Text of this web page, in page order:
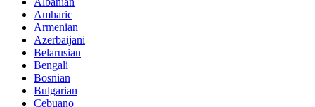
Amharic
Armenian
Azerbaijani
Belarusian
Bengali
Bosnian
Bulgarian
Cebuano